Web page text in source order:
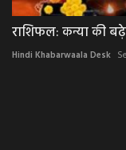
राशिफल: कन्या की
Hindi Khabarwaala Desk